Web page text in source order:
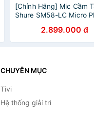
[Chính Hãng] Mic Cầm
Shure SM58-LC Micro
Microphone Karaoke
2.899.000 đ
CHUYÊN MỤC
Tivi
Hệ thống giải trí